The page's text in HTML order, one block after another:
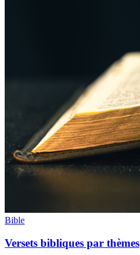
Bible
Versets bibliques par thèmes